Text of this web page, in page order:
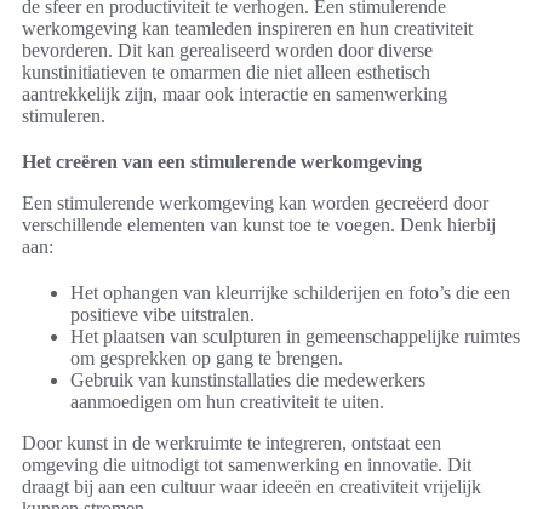
de sfeer en productiviteit te verhogen. Een stimulerende
werkomgeving kan teamleden inspireren en hun creativiteit
bevorderen. Dit kan gerealiseerd worden door diverse
kunstinitiatieven te omarmen die niet alleen esthetisch
aantrekkelijk zijn, maar ook interactie en samenwerking
stimuleren.
Het creëren van een stimulerende werkomgeving
Een stimulerende werkomgeving kan worden gecreëerd door
verschillende elementen van kunst toe te voegen. Denk hierbij
aan:
Het ophangen van kleurrijke schilderijen en foto’s die een
positieve vibe uitstralen.
Het plaatsen van sculpturen in gemeenschappelijke ruimtes
om gesprekken op gang te brengen.
Gebruik van kunstinstallaties die medewerkers
aanmoedigen om hun creativiteit te uiten.
Door kunst in de werkruimte te integreren, ontstaat een
omgeving die uitnodigt tot samenwerking en innovatie. Dit
draagt bij aan een cultuur waar ideeën en creativiteit vrijelijk